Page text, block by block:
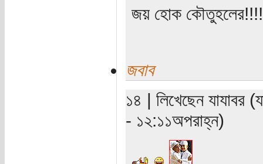
জয় হোক কৌতুহলের!!!!
জবাব
১৪ | লিখেছেন যাযাবর
- ১২:১১অপরাহ্ন)